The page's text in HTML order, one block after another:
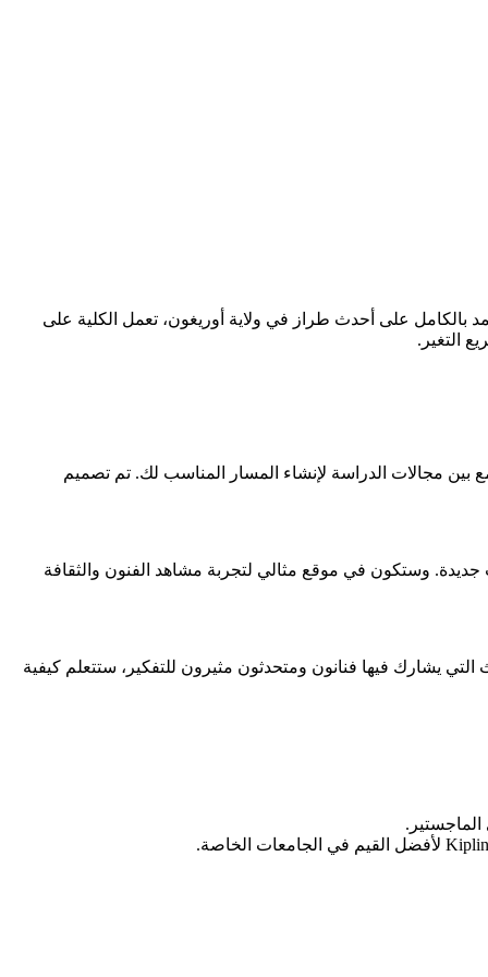
بالكامل على أحدث طراز في ولاية أوريغون، تعمل الكلية على
التغير.
بين مجالات الدراسة لإنشاء المسار المناسب لك. تم تصميم
وستكون في موقع مثالي لتجربة مشاهد الفنون والثقافة
يشارك فيها فنانون ومتحدثون مثيرون للتفكير، ستتعلم كيفية